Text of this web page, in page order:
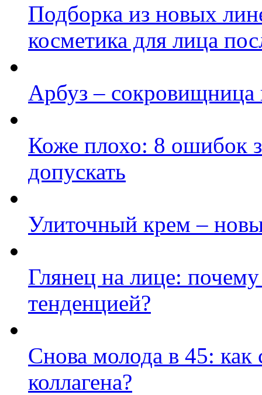
Подборка из новых
косметика для лица
Арбуз – сокровищница
Коже плохо: 8 ошибок
допускать
Улиточный крем –
Глянец на лице:
тенденцией?
Снова молода в 45: как
коллагена?